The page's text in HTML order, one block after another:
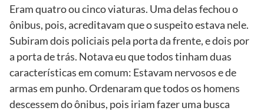
Eram quatro ou cinco viaturas. Uma delas fechou o
ônibus, pois, acreditavam que o suspeito estava nele.
Subiram dois policiais pela porta da frente, e dois por
a porta de trás. Notava eu que todos tinham duas
características em comum: Estavam nervosos e de
armas em punho. Ordenaram que todos os homens
descessem do ônibus, pois iriam fazer uma busca